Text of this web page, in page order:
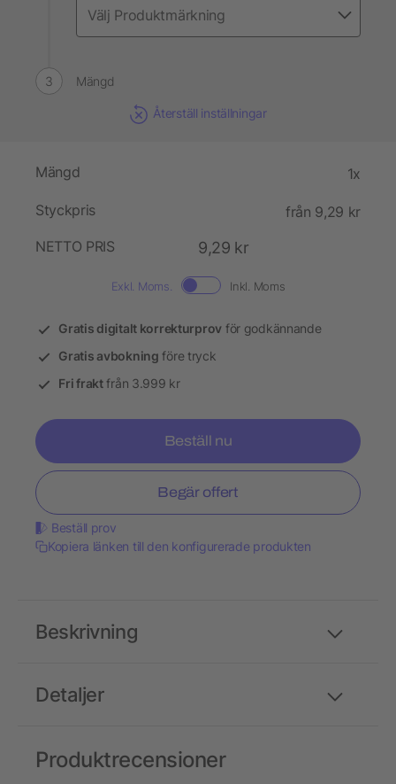
Mängd
Återställ inställningar
Mängd 1x
Styckpris
från 9,29 kr
NETTO PRIS
9,29 kr
Exkl. Moms. Inkl. Moms
Gratis digitalt korrekturprov för godkännande
Gratis avbokning före tryck
Fri fraktfrån 3.999 kr
Beställ nu
Begär offert
Beställ prov
Kopiera länken till den konfigurerade produkten
Detaljer
Beskrivning
Produktrecensioner